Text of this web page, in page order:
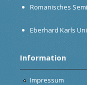
Romanisches
Eberhard Karls
Information
Impressum